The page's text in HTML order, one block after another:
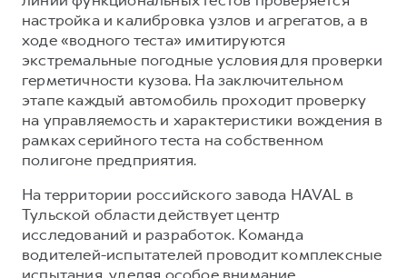
настройка и калибровка узлов и агрегатов, а в
ходе «водного теста» имитируются
экстремальные погодные условия для проверки
герметичности кузова. На заключительном
этапе каждый автомобиль проходит проверку
на управляемость и характеристики вождения в
рамках серийного теста на собственном
полигоне предприятия.
На территории российского завода HAVAL в
Тульской области действует центр
исследований и разработок. Команда
водителей-испытателей проводит комплексные